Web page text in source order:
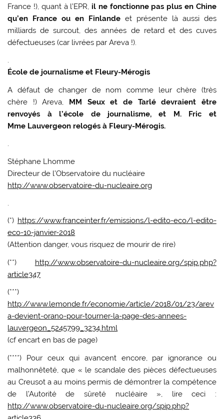
France !), quant à l’EPR, il ne fonctionne pas plus en Chine
qu’en France ou en Finlande et présente là aussi des
milliards de surcout, des années de retard et des cuves
défectueuses (car livrées par Areva !).
.
École de journalisme et Fleury-Mérogis
A défaut de changer de nom comme leur chère (très
chère !) Areva, MM Seux et de Tarlé devraient être
renvoyés à l’école de journalisme, et M. Fric et
Mme Lauvergeon relogés à Fleury-Mérogis.
.
Stéphane Lhomme
Directeur de l’Observatoire du nucléaire
http://www.observatoire-du-nucleaire.org
.
(*) https://www.franceinter.fr/emissions/l-edito-eco/l-edito-
eco-10-janvier-2018
(Attention danger, vous risquez de mourir de rire)
(**) http://www.observatoire-du-nucleaire.org/spip.php?
article347
(***)
http://www.lemonde.fr/economie/article/2018/01/23/arev
a-devient-orano-pour-tourner-la-page-des-annees-
lauvergeon_5245799_3234.html
(cf encart en bas de page)
(****) Pour ceux qui avancent encore, par ignorance ou
malhonnêteté, que « le scandale des pièces défectueuses
au Creusot a au moins permis de démontrer la compétence
de l’Autorité de sûreté nucléaire », lire ceci :
http://www.observatoire-du-nucleaire.org/spip.php?